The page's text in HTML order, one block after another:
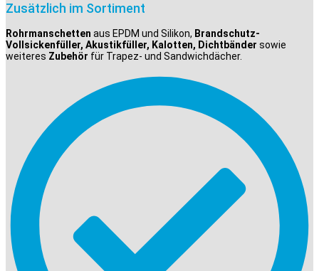
Zusätzlich im Sortiment
Rohrmanschetten aus EPDM und Silikon, Brandschutz-
Vollsickenfüller, Akustikfüller, Kalotten, Dichtbänder sowie
weiteres Zubehör für Trapez- und Sandwichdächer.